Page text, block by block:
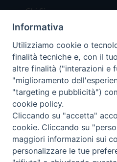
Chi Siamo
Redazione
Scrivici
Copyright © 2019 -
Trentina Editrice
Privacy Policy
Informativa
Utilizziamo cookie o
finalità tecniche e, con il
altre finalità ("interazioni e
"miglioramento
"targeting e pubblicità")
cookie policy.
Cliccando su "accetta"
cookie. Cliccando su
maggiori informazioni sui
personalizzare le tue